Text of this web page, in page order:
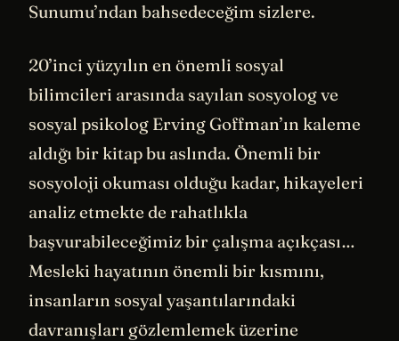
Sunumu’ndan bahsedeceğim sizlere.
20’inci yüzyılın en önemli sosyal
bilimcileri arasında sayılan sosyolog ve
sosyal psikolog Erving Goffman’ın kaleme
aldığı bir kitap bu aslında. Önemli bir
sosyoloji okuması olduğu kadar, hikayeleri
analiz etmekte de rahatlıkla
başvurabileceğimiz bir çalışma açıkçası…
Mesleki hayatının önemli bir kısmını,
insanların sosyal yaşantılarındaki
davranışları gözlemlemek üzerine